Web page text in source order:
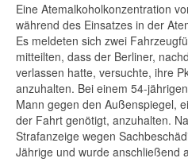
Eine Atemalkoholkonzentration
während des Einsatzes in der
Es meldeten sich zwei
mitteilten, dass der Berliner,
verlassen hatte, versuchte, ihre
anzuhalten. Bei einem 54-
Mann gegen den Außenspiegel,
der Fahrt genötigt, anzuhalten.
Strafanzeige wegen
Jährige und wurde anschließend